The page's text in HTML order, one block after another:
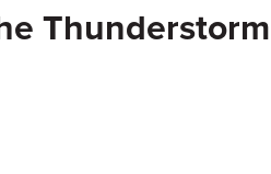
Thunderstorm